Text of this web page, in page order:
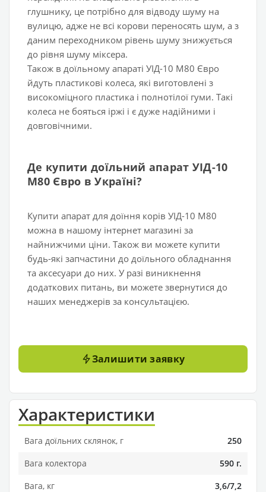
глушнику, це потрібно для відводу шуму на
вулицю, адже не всі корови переносять шум, а з
даним переходником рівень шуму знижується
до рівня шуму міксера.
Також в доїльному апараті УІД-10 М80 Євро
йдуть пластикові колеса, які виготовлені з
високоміцного пластика і полнотілої гуми. Такі
колеса не бояться іржі і є дуже надійними і
довговічними.
Де купити доїльний апарат УІД-10
М80 Євро в Україні?
Купити апарат для доїння корів УІД-10 М80
можна в нашому інтернет магазині за
найнижчими ціни. Також ви можете купити
будь-які запчастини до доїльного обладнання
та аксесуари до них. У разі виникнення
додаткових питань, ви можете звернутися до
наших менеджерів за консультацією.
Залишити заявку
Характеристики
Вага доїльних склянок, г
250
Вага колектора
590 г.
Вага, кг
3,6/7,2